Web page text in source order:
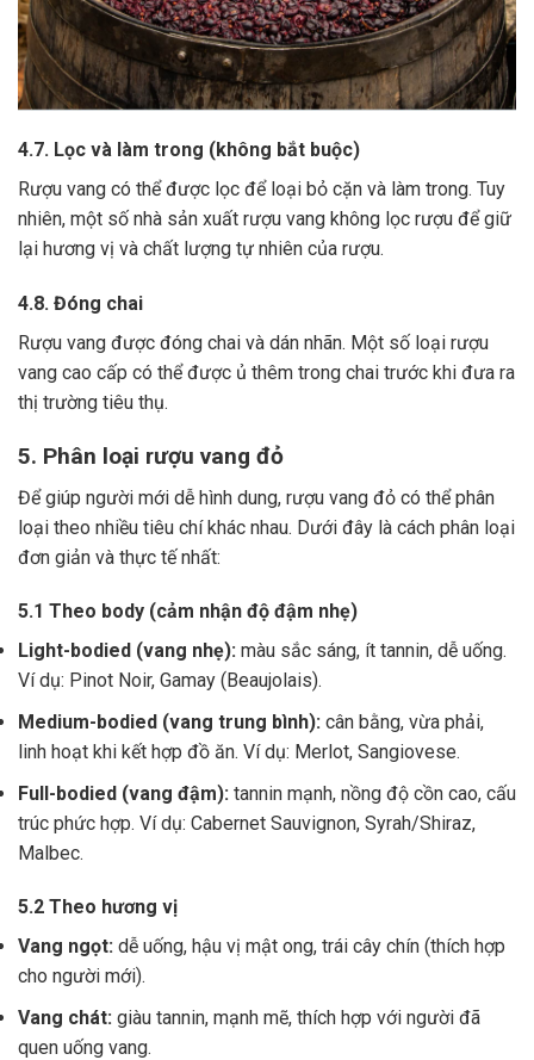
4.7. Lọc và làm trong (không bắt buộc)
Rượu vang có thể được lọc để loại bỏ cặn và làm trong. Tuy
nhiên, một số nhà sản xuất rượu vang không lọc rượu để giữ
lại hương vị và chất lượng tự nhiên của rượu.
4.8. Đóng chai
Rượu vang được đóng chai và dán nhãn. Một số loại rượu
vang cao cấp có thể được ủ thêm trong chai trước khi đưa ra
thị trường tiêu thụ.
5. Phân loại rượu vang đỏ
Để giúp người mới dễ hình dung, rượu vang đỏ có thể phân
loại theo nhiều tiêu chí khác nhau. Dưới đây là cách phân loại
đơn giản và thực tế nhất:
5.1 Theo body (cảm nhận độ đậm nhẹ)
Light-bodied (vang nhẹ): màu sắc sáng, ít tannin, dễ uống.
Ví dụ: Pinot Noir, Gamay (Beaujolais).
Medium-bodied (vang trung bình): cân bằng, vừa phải,
linh hoạt khi kết hợp đồ ăn. Ví dụ: Merlot, Sangiovese.
Full-bodied (vang đậm): tannin mạnh, nồng độ cồn cao, cấu
trúc phức hợp. Ví dụ: Cabernet Sauvignon, Syrah/Shiraz,
Malbec.
5.2 Theo hương vị
Vang ngọt: dễ uống, hậu vị mật ong, trái cây chín (thích hợp
cho người mới).
Vang chát: giàu tannin, mạnh mẽ, thích hợp với người đã
quen uống vang.